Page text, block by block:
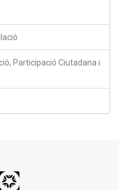
Participació Ciutadana i